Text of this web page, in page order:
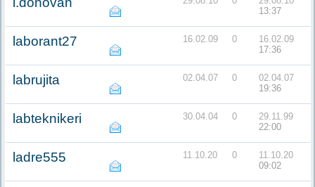
13:37
laborant27 16.02.09 0
16.02.09
17:36
labrujita 02.04.07 0
02.04.07
19:36
labteknikeri 30.04.04 0
29.11.99
22:00
ladre555 11.10.20 0
11.10.20
09:02